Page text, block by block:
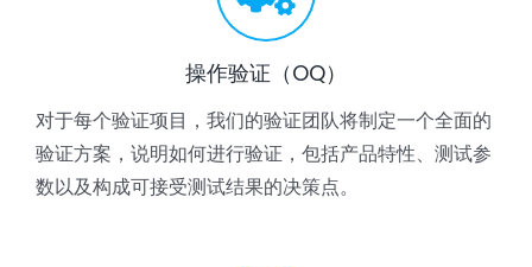
操作验证（OQ）
对于每个验证项目，我们的验证团队将制定一个全面的
验证方案，说明如何进行验证，包括产品特性、测试参
数以及构成可接受测试结果的决策点。